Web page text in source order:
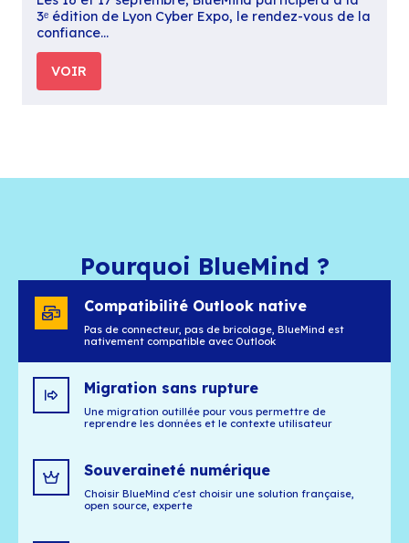
professionnels de l’IT et du…
VOIR
Newsroom
BlueMind à Lyon Cyber Expo
Les 16 et 17 septembre, BlueMind
confiance…
VOIR